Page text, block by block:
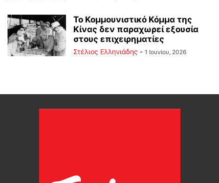
Το Κομμουνιστικό Κόμμα της
Κίνας δεν παραχωρεί εξουσία
στους επιχειρηματίες
Στέλιος Ελληνιάδης - 1 Ιουνίου, 2026